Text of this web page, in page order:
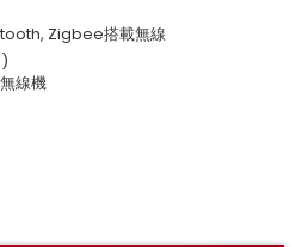
Zigbee搭載無線
線機